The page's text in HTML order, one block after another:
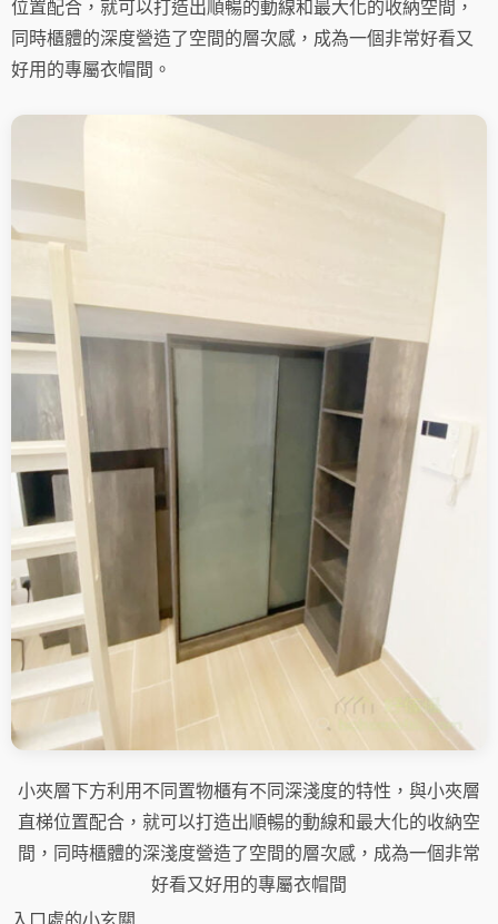
位置配合，就可以打造出順暢的動線和最大化的收納空間，
同時櫃體的深度營造了空間的層次感，成為一個非常好看又
好用的專屬衣帽間。
小夾層下方利用不同置物櫃有不同深淺度的特性，與小夾層
直梯位置配合，就可以打造出順暢的動線和最大化的收納空
間，同時櫃體的深淺度營造了空間的層次感，成為一個非常
好看又好用的專屬衣帽間
入口處的小玄關